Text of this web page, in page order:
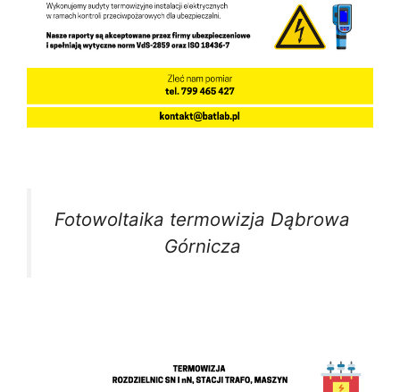
Fotowoltaika termowizja Dąbrowa
Górnicza